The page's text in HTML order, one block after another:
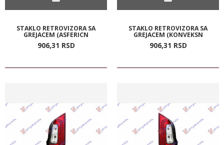
STAKLO RETROVIZORA SA
GREJACEM (ASFERICN
906,31 RSD
STAKLO RETROVIZORA SA
GREJACEM (KONVEKSN
906,31 RSD